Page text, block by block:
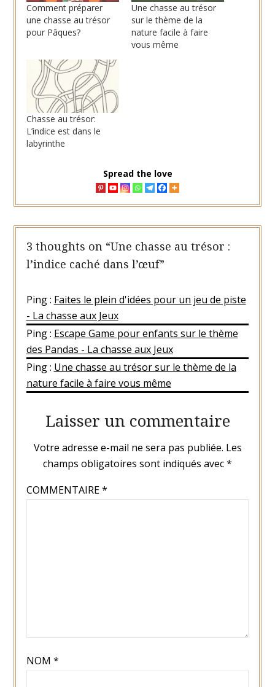
Comment préparer
une chasse au trésor
pour Pâques?
Une chasse au trésor
sur le thème de la
nature facile à faire
vous même
Chasse au trésor:
L’indice est dans le
labyrinthe
Spread the love
3 thoughts on “Une chasse au trésor :
l’indice caché dans l’œuf”
Ping : Faites le plein d'idées pour un jeu de piste
- La chasse aux Jeux
Ping : Escape Game pour enfants sur le thème
des Pandas - La chasse aux Jeux
Ping : Une chasse au trésor sur le thème de la
nature facile à faire vous même
Laisser un commentaire
Votre adresse e-mail ne sera pas publiée. Les
champs obligatoires sont indiqués avec*
COMMENTAIRE*
NOM *